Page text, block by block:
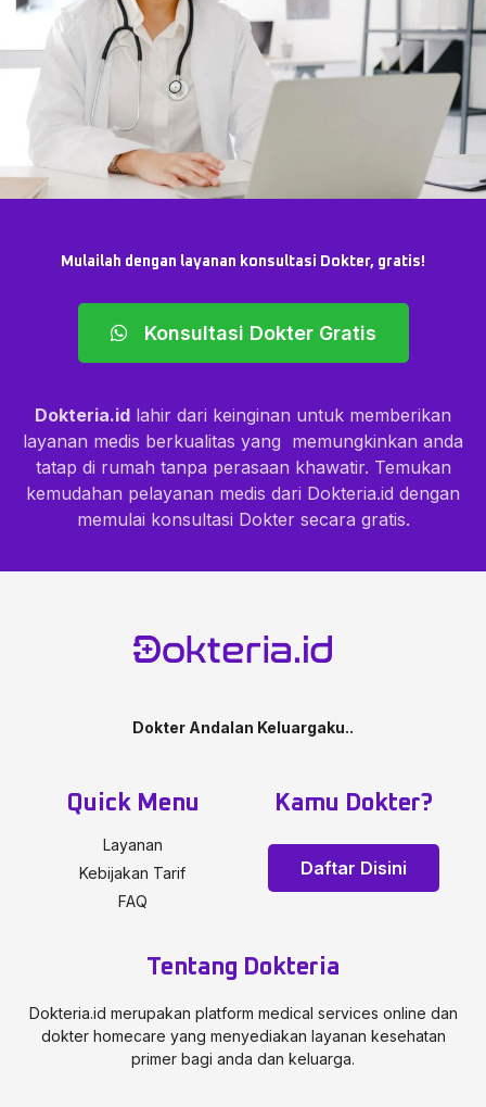
Mulailah dengan layanan konsultasi Dokter, gratis!
Konsultasi Dokter Gratis
Dokteria.id lahir dari keinginan untuk memberikan
layanan medis berkualitas yang memungkinkan anda
tatap di rumah tanpa perasaan khawatir. Temukan
kemudahan pelayanan medis dari Dokteria.id dengan
memulai konsultasi Dokter secara gratis.
Dokter Andalan Keluargaku..
Quick Menu
Layanan
Kebijakan Tarif
FAQ
Kamu Dokter?
Daftar Disini
Tentang Dokteria
Dokteria.id merupakan platform medical services online dan
dokter homecare yang menyediakan layanan kesehatan
primer bagi anda dan keluarga.